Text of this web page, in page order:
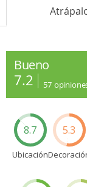
Bueno
7.2 57
8.7
Ubicación
5.3